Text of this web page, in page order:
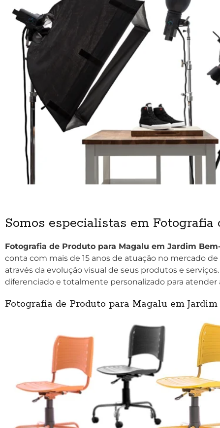
Somos especialistas em
Fotografia de Produto para Magalu em Jardim
conta com mais de 15 anos de atuação no mercado
através da evolução visual de seus produtos e
diferenciado e totalmente personalizado para atender
Fotografia de Produto para Magalu em